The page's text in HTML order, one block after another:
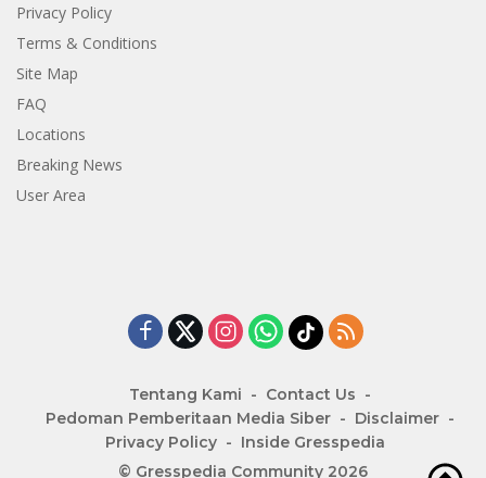
Privacy Policy
Terms & Conditions
Site Map
FAQ
Locations
Breaking News
User Area
Tentang Kami
Contact Us
Pedoman Pemberitaan Media Siber
Disclaimer
Privacy Policy
Inside Gresspedia
© Gresspedia Community 2026